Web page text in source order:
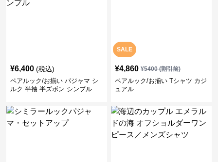
¥6,400 (税込)
ペアルック/お揃い パジャマ シ
ルク 半袖 半ズボン シンプル
SALE
¥4,860 ¥5400(割引前)
ペアルック/お揃い Tシャツ カジ
ュアル